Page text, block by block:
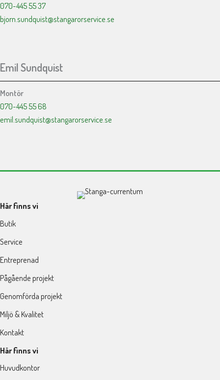
070-445 55 37
bjorn.sundquist@stangarorservice.se
Emil Sundquist
Montör
070-445 55 68
emil.sundquist@stangarorservice.se
Här finns vi
Butik
Service
Entreprenad
Pågående projekt
Genomförda projekt
Miljö & Kvalitet
Kontakt
Här finns vi
Huvudkontor